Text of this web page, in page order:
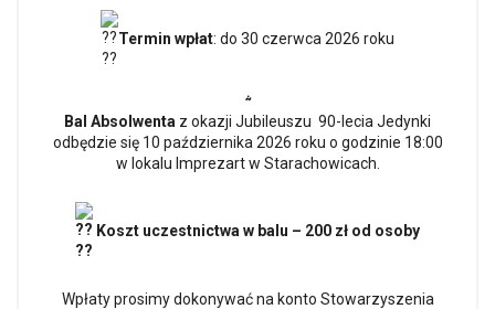
Termin wpłat: do 30 czerwca 2026 roku
⸞
Bal Absolwenta z okazji Jubileuszu 90-lecia Jedynki
odbędzie się 10 października 2026 roku o godzinie 18:00
w lokalu Imprezart w Starachowicach.
Koszt uczestnictwa w balu – 200 zł od osoby
Wpłaty prosimy dokonywać na konto Stowarzyszenia